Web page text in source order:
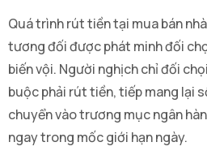
Quá trình rút tiền tại mua bán
tương đối được phát minh đối
biến vội. Người nghịch chỉ đối
buộc phải rút tiền, tiếp mang lại
chuyển vào trương mục ngân
ngay trong mốc giới hạn ngày.